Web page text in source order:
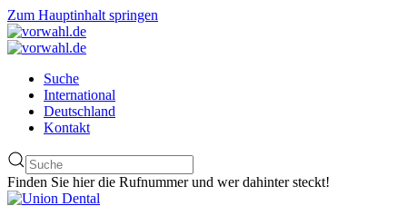
Zum Hauptinhalt springen
Suche
International
Deutschland
Kontakt
Finden Sie hier die Rufnummer und wer dahinter steckt!